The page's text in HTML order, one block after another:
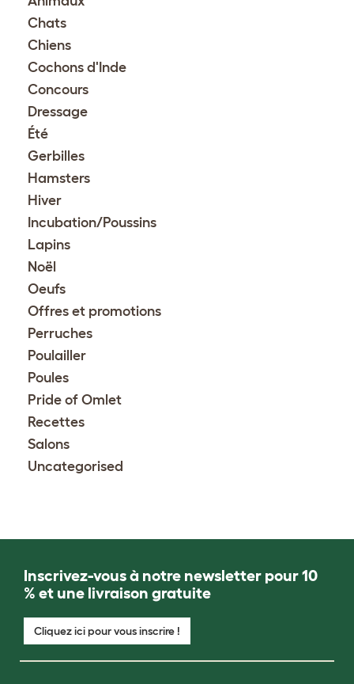
Chats
Chiens
Cochons d'Inde
Concours
Dressage
Été
Gerbilles
Hamsters
Hiver
Incubation/Poussins
Lapins
Noël
Oeufs
Offres et promotions
Perruches
Poulailler
Poules
Pride of Omlet
Recettes
Salons
Uncategorised
Inscrivez-vous à notre newsletter pour 10
% et une livraison gratuite
Cliquez ici pour vous inscrire !